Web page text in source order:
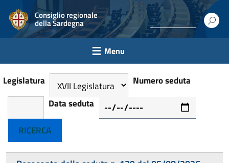
Consiglio regionale
della Sardegna
Menu
Legislatura
Numero seduta
Data seduta